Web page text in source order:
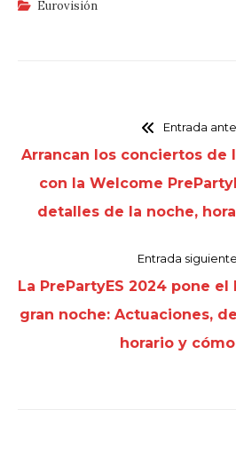
Eurovisión
Entrada
Arrancan los conciertos de
con la Welcome
detalles de la noche,
Entrada siguiente
La PrePartyES 2024 pone
gran noche: Actuaciones,
horario y